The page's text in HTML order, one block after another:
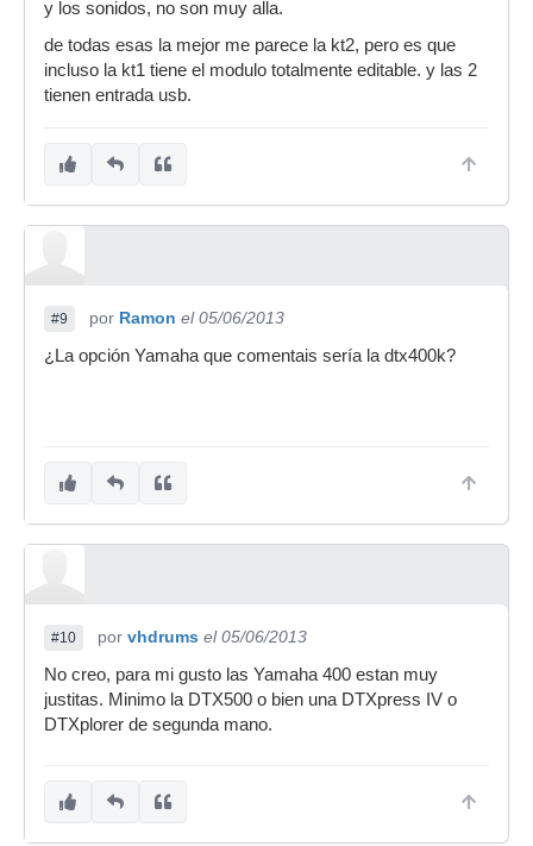
y los sonidos, no son muy alla.
de todas esas la mejor me parece la kt2, pero es que
incluso la kt1 tiene el modulo totalmente editable. y las 2
tienen entrada usb.
#9 por Ramon el 05/06/2013
¿La opción Yamaha que comentais sería la dtx400k?
#10 por vhdrums el 05/06/2013
No creo, para mi gusto las Yamaha 400 estan muy
justitas. Minimo la DTX500 o bien una DTXpress IV o
DTXplorer de segunda mano.